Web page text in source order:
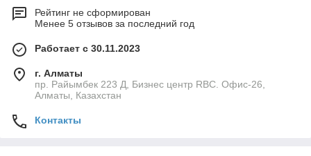
Рейтинг не сформирован
Менее 5 отзывов за последний год
Работает с 30.11.2023
г. Алматы
пр. Райымбек 223 Д, Бизнес центр RBC. Офис-26,
Алматы, Казахстан
Контакты